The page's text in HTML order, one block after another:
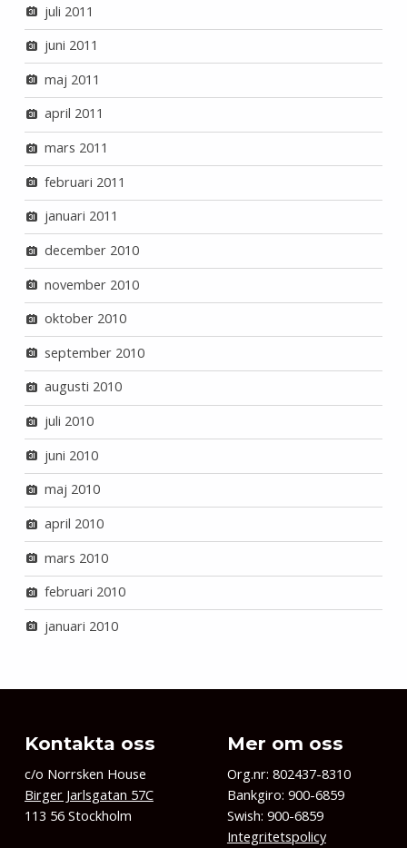
juli 2011
juni 2011
maj 2011
april 2011
mars 2011
februari 2011
januari 2011
december 2010
november 2010
oktober 2010
september 2010
augusti 2010
juli 2010
juni 2010
maj 2010
april 2010
mars 2010
februari 2010
januari 2010
Kontakta oss
c/o Norrsken House
Birger Jarlsgatan 57C
113 56 Stockholm
Mer om oss
Org.nr: 802437-8310
Bankgiro: 900-6859
Swish: 900-6859
Integritetspolicy